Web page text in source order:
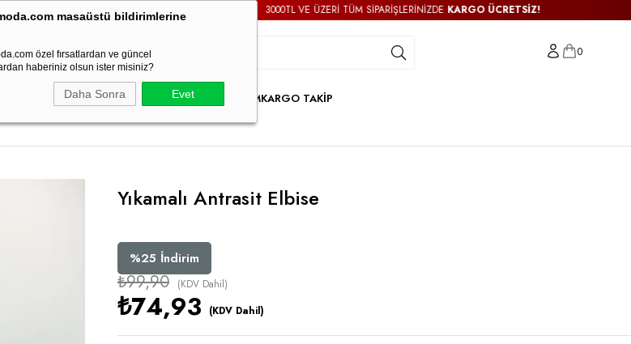
masaüstü bildirimlerine
özel fırsatlardan ve güncel
haberiniz olsun ister misiniz?
Daha Sonra Evet
KARGO ÜCRETSİZ! 3000TL VE ÜZERİ TÜM SİPARİŞLERİNİZDEKARGO ÜCRETSİZ!
0
ALT GİYİMDIŞ GİYİMTAKIM PARTY WEAR İNDİRİMKARGO TAKİP
Yıkamalı Antrasit Elbise
%25 İndirim
₺99,90 (KDV Dahil)
₺74,93 (KDV Dahil)